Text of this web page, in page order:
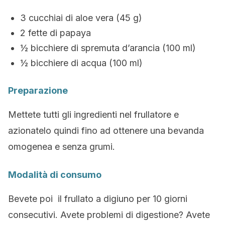
3 cucchiai di aloe vera (45 g)
2 fette di papaya
½ bicchiere di spremuta d’arancia (100 ml)
½ bicchiere di acqua (100 ml)
Preparazione
Mettete tutti gli ingredienti nel frullatore e
azionatelo quindi fino ad ottenere una bevanda
omogenea e senza grumi.
Modalità di consumo
Bevete poi il frullato a digiuno per 10 giorni
consecutivi. Avete problemi di digestione? Avete